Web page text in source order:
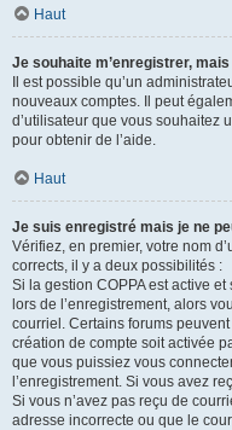
Haut
Je souhaite m’enregistrer,
Il est possible qu’un
nouveaux comptes. Il peut
d’utilisateur que vous souhaitez
pour obtenir de l’aide.
Haut
Je suis enregistré mais je ne
Vérifiez, en premier, votre nom
corrects, il y a deux possibilités :
Si la gestion COPPA est active
lors de l’enregistrement, alors
courriel. Certains forums
création de compte soit activée
que vous puissiez vous
l’enregistrement. Si vous avez
Si vous n’avez pas reçu de
adresse incorrecte ou que le